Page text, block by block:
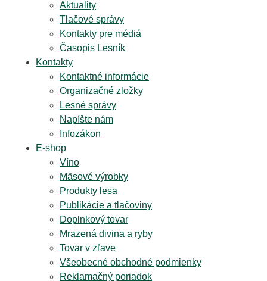
Aktuality
Tlačové správy
Kontakty pre médiá
Časopis Lesník
Kontakty
Kontaktné informácie
Organizačné zložky
Lesné správy
Napíšte nám
Infozákon
E-shop
Víno
Mäsové výrobky
Produkty lesa
Publikácie a tlačoviny
Doplnkový tovar
Mrazená divina a ryby
Tovar v zľave
Všeobecné obchodné podmienky
Reklamačný poriadok